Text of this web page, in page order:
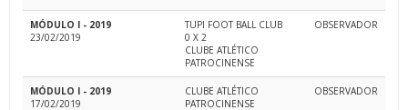
MÓDULO I - 2019
23/02/2019
TUPI FOOT BALL CLUB
0 X 2
CLUBE ATLÉTICO
PATROCINENSE
OBSERVADOR
MÓDULO I - 2019
17/02/2019
CLUBE ATLÉTICO
PATROCINENSE
OBSERVADOR